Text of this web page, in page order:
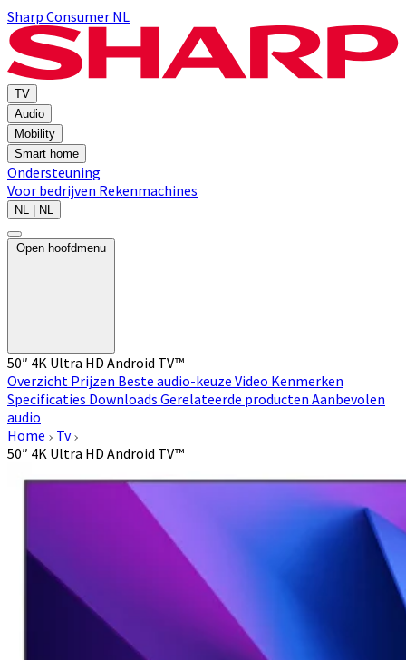
Sharp Consumer NL
TV
Audio
Mobility
Smart home
Ondersteuning
Voor bedrijven Rekenmachines
NL | NL
Open hoofdmenu
50″ 4K Ultra HD Android TV™
Overzicht Prijzen Beste audio-keuze Video Kenmerken
Specificaties Downloads Gerelateerde producten Aanbevolen
audio
Home
Tv
50″ 4K Ultra HD Android TV™